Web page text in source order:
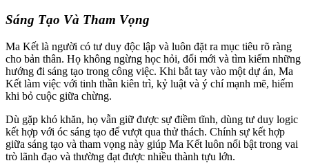
Sáng Tạo Và Tham Vọng
Ma Kết là người có tư duy độc lập và luôn đặt ra mục tiêu rõ ràng
cho bản thân. Họ không ngừng học hỏi, đổi mới và tìm kiếm những
hướng đi sáng tạo trong công việc. Khi bắt tay vào một dự án, Ma
Kết làm việc với tinh thần kiên trì, kỷ luật và ý chí mạnh mẽ, hiếm
khi bỏ cuộc giữa chừng.
Dù gặp khó khăn, họ vẫn giữ được sự điềm tĩnh, dùng tư duy logic
kết hợp với óc sáng tạo để vượt qua thử thách. Chính sự kết hợp
giữa sáng tạo và tham vọng này giúp Ma Kết luôn nổi bật trong vai
trò lãnh đạo và thường đạt được nhiều thành tựu lớn.